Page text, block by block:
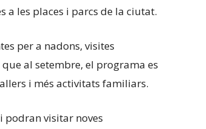
a les places i parcs de la ciutat.
per a nadons, visites
al setembre, el programa es
i més activitats familiars.
podran visitar noves